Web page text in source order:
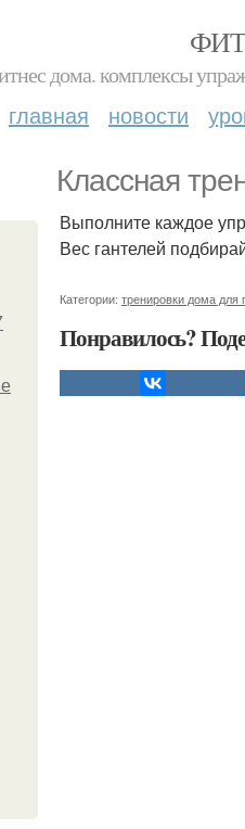
дома. комплексы
главная новости
Классная
Выполните каждое
Вес гантелей
Категории: тренировки дома для
Понравилось?